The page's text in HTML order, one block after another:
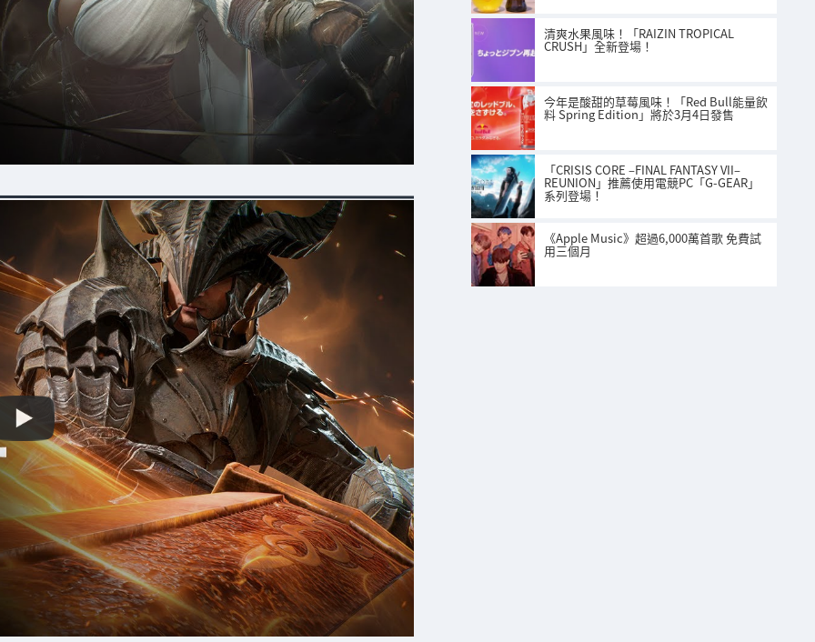
清爽水果風味！「RAIZIN TROPICAL
CRUSH」全新登場！
今年是酸甜的草莓風味！「Red Bull能量飲
料 Spring Edition」將於3月4日發售
「CRISIS CORE –FINAL FANTASY VII–
REUNION」推薦使用電競PC「G-GEAR」
系列登場！
《Apple Music》超過6,000萬首歌 免費試
用三個月